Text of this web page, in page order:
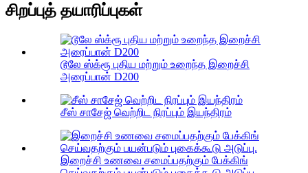
சிறப்புத் தயாரிப்புகள்
டூலே ஸ்க்ரூ புதிய மற்றும் உறைந்த இறைச்சி
அரைப்பான் D200
சீஸ் சாசேஜ் வெற்றிட நிரப்பும் இயந்திரம்
இறைச்சி உணவை சமைப்பதற்கும் பேக்கிங்